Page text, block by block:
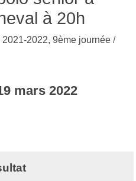
à 20h
2022, 9ème journée /
mars 2022